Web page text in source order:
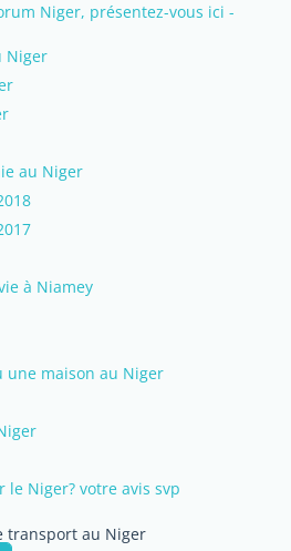
Niger, présentez-vous ici -
Niger
au Niger
à Niamey
une maison au Niger
le Niger? votre avis svp
transport au Niger